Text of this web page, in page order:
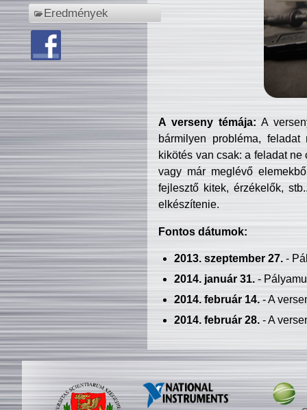
Eredmények
A verseny témája: A
bármilyen probléma, feladat
kikötés van csak: a feladat
vagy már meglévő
fejlesztő kitek, érzékelők,
elkészítenie.
Fontos dátumok:
2013. szeptember 27.-
2014. január 31.-
2014. február 14.- A
2014. február 28.- A